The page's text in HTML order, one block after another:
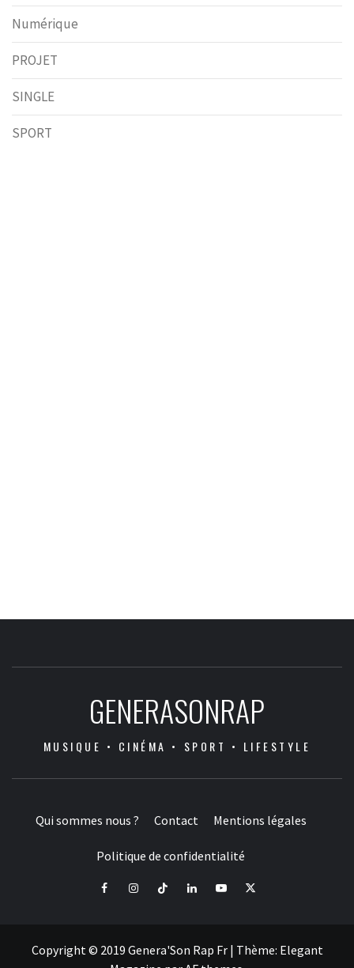
Numérique
PROJET
SINGLE
SPORT
GENERASONRAP
MUSIQUE • CINÉMA • SPORT • LIFESTYLE
Qui sommes nous ? Contact Mentions légales
Politique de confidentialité
FacebookInstagramTiktok LinkedInYoutube
X
Copyright © 2019 Genera'Son Rap Fr | Thème: Elegant